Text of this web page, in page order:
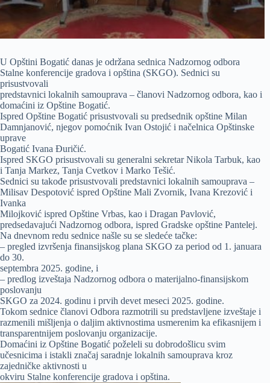
U Opštini Bogatić danas je održana sednica Nadzornog odbora
Stalne konferencije gradova i opština (SKGO). Sednici su
prisustvovali
predstavnici lokalnih samouprava – članovi Nadzornog odbora, kao i
domaćini iz Opštine Bogatić.
Ispred Opštine Bogatić prisustvovali su predsednik opštine Milan
Damnjanović, njegov pomoćnik Ivan Ostojić i načelnica Opštinske
uprave
Bogatić Ivana Đuričić.
Ispred SKGO prisustvovali su generalni sekretar Nikola Tarbuk, kao
i Tanja Markez, Tanja Cvetkov i Marko Tešić.
Sednici su takođe prisustvovali predstavnici lokalnih samouprava –
Milisav Despotović ispred Opštine Mali Zvornik, Ivana Krezović i
Ivanka
Milojković ispred Opštine Vrbas, kao i Dragan Pavlović,
predsedavajući Nadzornog odbora, ispred Gradske opštine Pantelej.
Na dnevnom redu sednice našle su se sledeće tačke:
– pregled izvršenja finansijskog plana SKGO za period od 1. januara
do 30.
septembra 2025. godine, i
– predlog izveštaja Nadzornog odbora o materijalno-finansijskom
poslovanju
SKGO za 2024. godinu i prvih devet meseci 2025. godine.
Tokom sednice članovi Odbora razmotrili su predstavljene izveštaje i
razmenili mišljenja o daljim aktivnostima usmerenim ka efikasnijem i
transparentnijem poslovanju organizacije.
Domaćini iz Opštine Bogatić poželeli su dobrodošlicu svim
učesnicima i istakli značaj saradnje lokalnih samouprava kroz
zajedničke aktivnosti u
okviru Stalne konferencije gradova i opština.